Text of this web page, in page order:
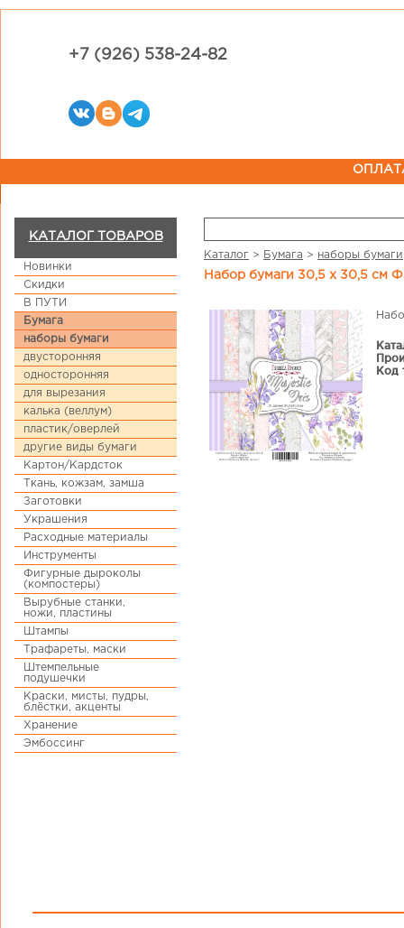
+7 (926) 538-24-82
КАТАЛОГ ТОВАРОВ
Новинки
Скидки
В ПУТИ
Бумага
наборы бумаги
двусторонняя
односторонняя
для вырезания
калька (веллум)
пластик/оверлей
другие виды бумаги
Картон/Кардсток
Ткань, кожзам, замша
Заготовки
Украшения
Расходные материалы
Инструменты
Фигурные дыроколы
(компостеры)
Вырубные станки,
ножи, пластины
Штампы
Трафареты, маски
Штемпельные
подушечки
Краски, мисты, пудры,
блёстки, акценты
Хранение
Эмбоссинг
Каталог > Бумага > наборы бумаги
Набор бумаги 30,5 х 30,5 см
Код